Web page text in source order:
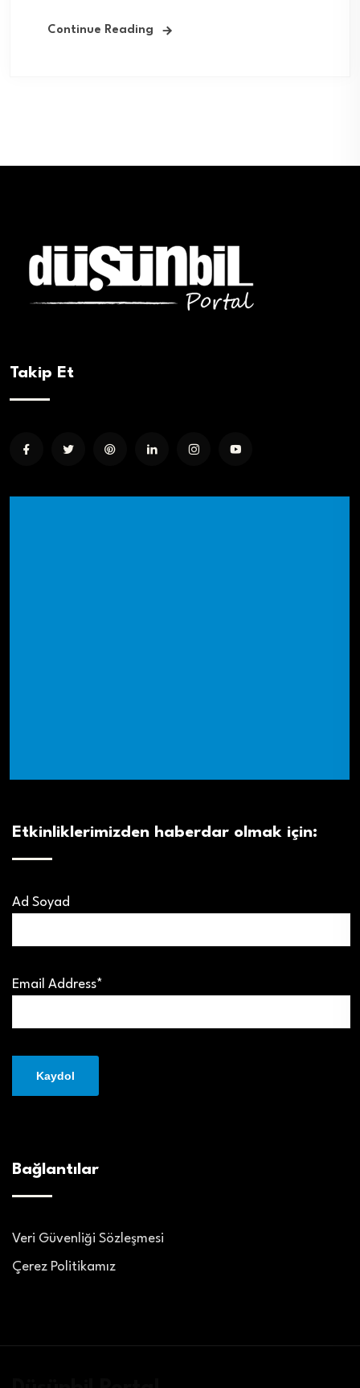
Continue Reading
Takip Et
Etkinliklerimizden haberdar olmak için:
Ad Soyad
Email Address*
Bağlantılar
Veri Güvenliği Sözleşmesi
Çerez Politikamız